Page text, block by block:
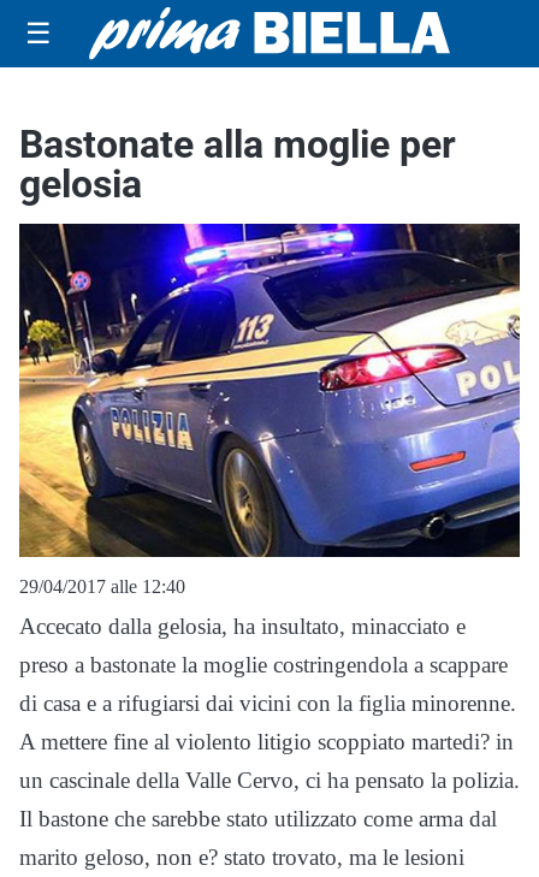
☰
Bastonate alla moglie per
gelosia
29/04/2017 alle 12:40
Accecato dalla gelosia, ha insultato, minacciato e
preso a bastonate la moglie costringendola a scappare
di casa e a rifugiarsi dai vicini con la figlia minorenne.
A mettere fine al violento litigio scoppiato martedi? in
un cascinale della Valle Cervo, ci ha pensato la polizia.
Il bastone che sarebbe stato utilizzato come arma dal
marito geloso, non e? stato trovato, ma le lesioni